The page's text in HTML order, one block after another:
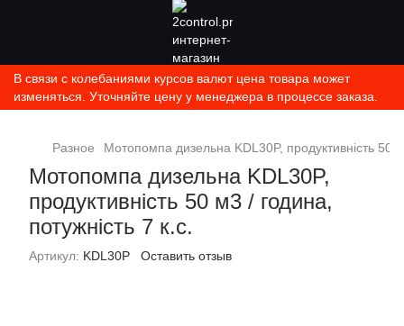
В связи с колебаниями курсов валют цена товара может
изменяться. Уточняйте цену у менеджера в процессе заказа.
Разное Мотопомпа дизельна KDL30P, продуктивність 50
Мотопомпа дизельна KDL30P,
продуктивність 50 м3 / година,
потужність 7 к.с.
Артикул: KDL30P Оставить отзыв